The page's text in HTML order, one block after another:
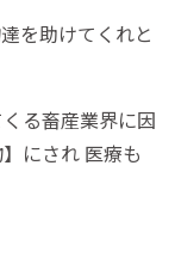
を助けてくれと
る畜産業界に因
にされ 医療も